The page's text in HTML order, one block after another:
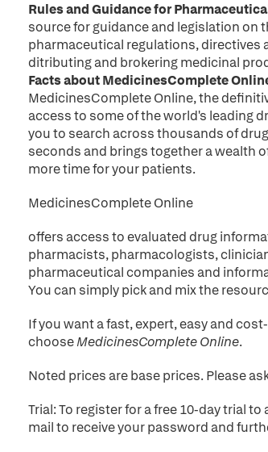
Rules and Guidance for
source for guidance and legislation
pharmaceutical regulations, directives
ditributing and brokering medicinal
Facts about MedicinesComplete
MedicinesComplete Online, the
access to some of the world's leading
you to search across thousands of
seconds and brings together a wealth
more time for your patients.
MedicinesComplete Online
offers access to evaluated drug
pharmacists, pharmacologists,
pharmaceutical companies and
You can simply pick and mix the
If you want a fast, expert, easy and
chooseMedicinesComplete Online.
Noted prices are base prices. Please
Trial: To register for a free 10-day trial
mail to receive your password and